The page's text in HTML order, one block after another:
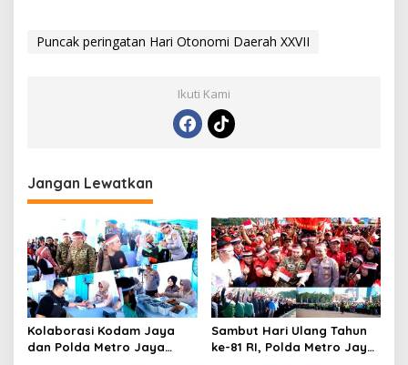
Puncak peringatan Hari Otonomi Daerah XXVII
Ikuti Kami
Jangan Lewatkan
Kolaborasi Kodam Jaya
dan Polda Metro Jaya
Sambut Hari Ulang Tahun
ke-81 RI, Polda Metro Jaya